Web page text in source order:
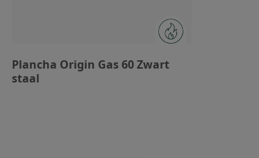
Plancha Origin Gas 60 Zwart
staal